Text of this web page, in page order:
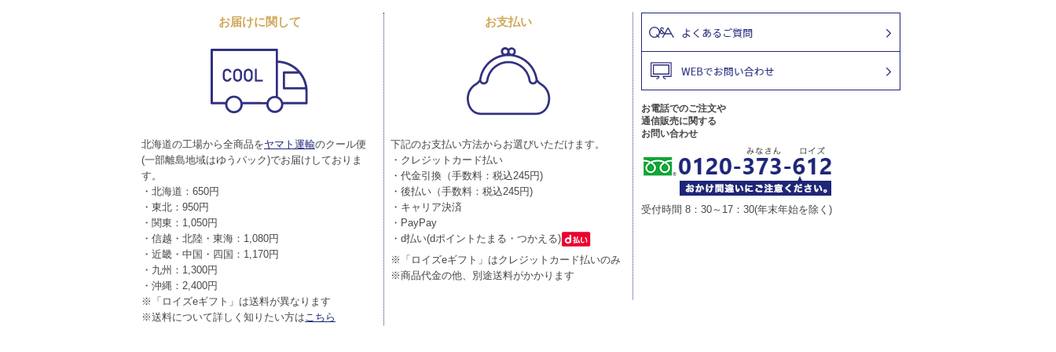
お届けに関して
北海道の工場から全商品をヤマト運輸のクール便
(一部離島地域はゆうパック)でお届けしておりま
す。
・北海道：650円
・東北：950円
・関東：1,050円
・信越・北陸・東海：1,080円
・近畿・中国・四国：1,170円
・九州：1,300円
・沖縄：2,400円
※「ロイズeギフト」は送料が異なります
※送料について詳しく知りたい方はこちら
お支払い
下記のお支払い方法からお選びいただけます。
・クレジットカード払い
・代金引換（手数料：税込245円)
・後払い（手数料：税込245円)
・キャリア決済
・PayPay
・d払い(dポイントたまる・つかえる)
※「ロイズeギフト」はクレジットカード払いのみ
※商品代金の他、別途送料がかかります
お電話でのご注文や
通信販売に関する
お問い合わせ
受付時間 8：30～17：30(年末年始を除く)